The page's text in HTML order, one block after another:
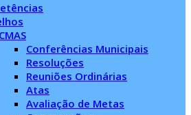
CMAS
Conferências Municipais
Resoluções
Reuniões Ordinárias
Atas
Avaliação de Metas